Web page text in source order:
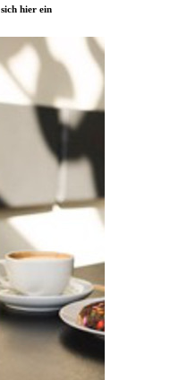
hier ein